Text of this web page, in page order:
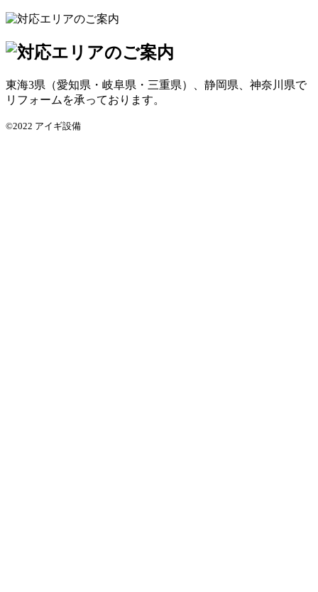
東海3県（愛知県・岐阜県・三重県）、静岡県、神奈川県で
リフォームを承っております。
©2022 アイギ設備